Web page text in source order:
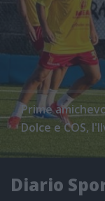
Prime
Dolce e COS,
Diario